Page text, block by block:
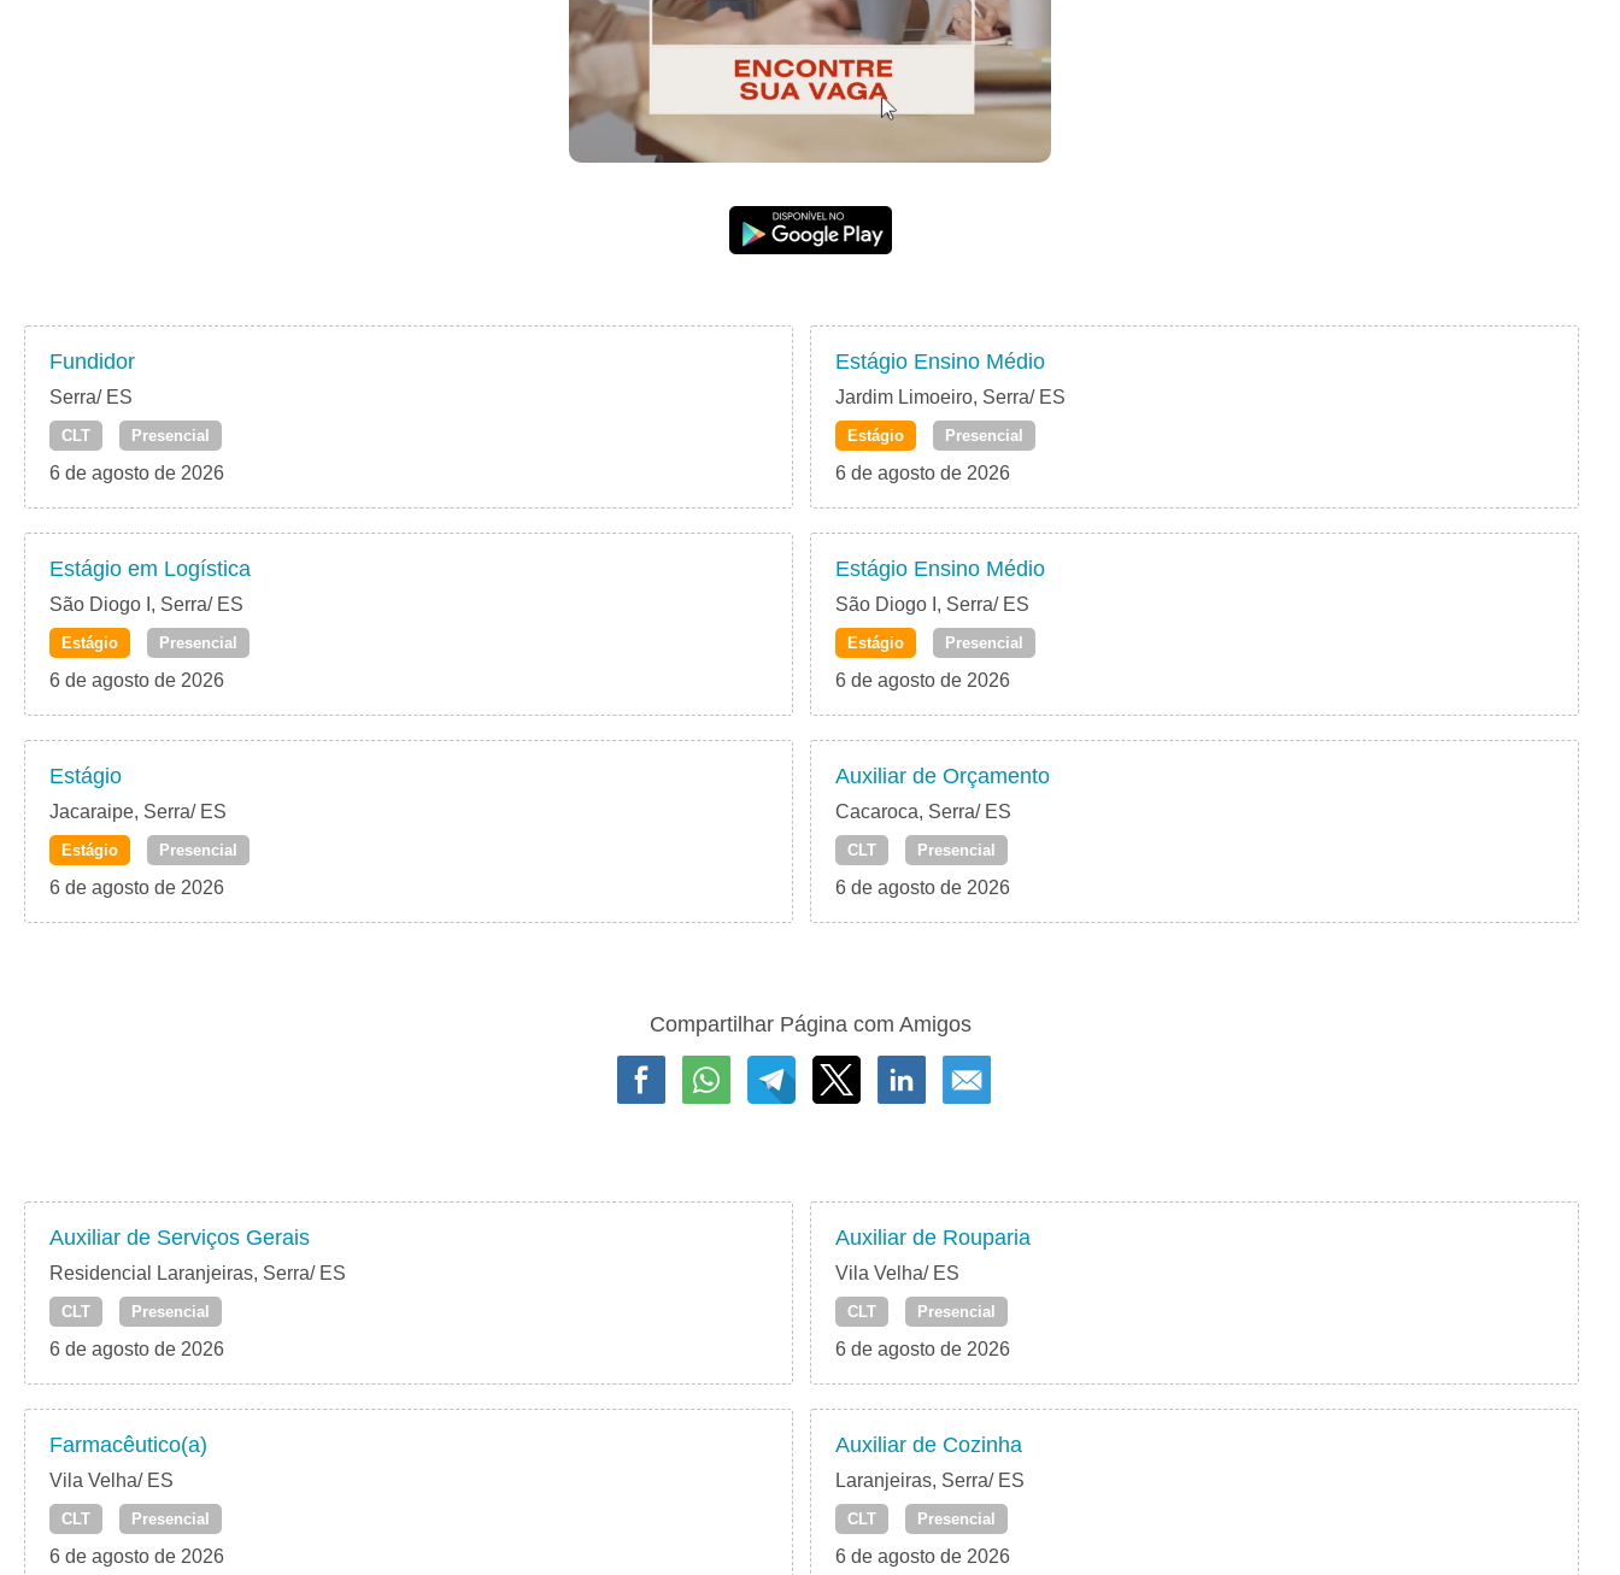
Fundidor
Serra/ ES
CLT Presencial
6 de agosto de 2026
Estágio Ensino Médio
Jardim Limoeiro, Serra/ ES
Estágio Presencial
6 de agosto de 2026
Estágio em Logística
São Diogo I, Serra/ ES
Estágio Presencial
6 de agosto de 2026
Estágio Ensino Médio
São Diogo I, Serra/ ES
Estágio Presencial
6 de agosto de 2026
Estágio
Jacaraipe, Serra/ ES
Estágio Presencial
6 de agosto de 2026
Auxiliar de Orçamento
Cacaroca, Serra/ ES
CLT Presencial
6 de agosto de 2026
Compartilhar Página com Amigos
Auxiliar de Serviços Gerais
Residencial Laranjeiras, Serra/ ES
CLT Presencial
6 de agosto de 2026
Auxiliar de Rouparia
Vila Velha/ ES
CLT Presencial
6 de agosto de 2026
Farmacêutico(a)
Vila Velha/ ES
CLT Presencial
6 de agosto de 2026
Auxiliar de Cozinha
Laranjeiras, Serra/ ES
CLT Presencial
6 de agosto de 2026